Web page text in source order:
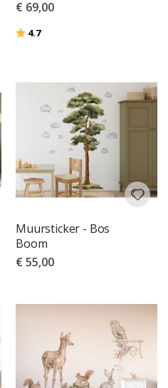
€ 69,00
Beoordeling:
4.7uit 5 sterren
Muursticker - Bos
Boom
€ 55,00